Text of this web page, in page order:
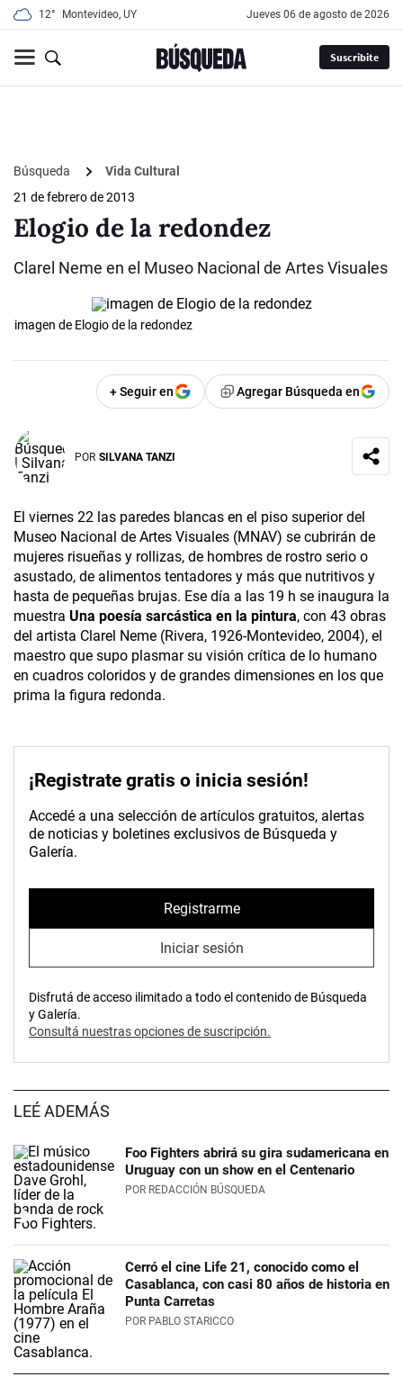
12° Montevideo, UY jueves 06 de agosto de 2026
Suscribite
Búsqueda
Vida Cultural
21 de febrero de 2013
Elogio de la redondez
Clarel Neme en el Museo Nacional de Artes Visuales
imagen de Elogio de la redondez
+ Seguir en Agregar Búsqueda en
POR SILVANA TANZI
El viernes 22 las paredes blancas en el piso superior del
Museo Nacional de Artes Visuales (MNAV) se cubrirán de
mujeres risueñas y rollizas, de hombres de rostro serio o
asustado, de alimentos tentadores y más que nutritivos y
hasta de pequeñas brujas. Ese día a las 19 h se inaugura la
muestra Una poesía sarcástica en la pintura, con 43 obras
del artista Clarel Neme (Rivera, 1926-Montevideo, 2004), el
maestro que supo plasmar su visión crítica de lo humano
en cuadros coloridos y de grandes dimensiones en los que
prima la figura redonda.
¡Registrate gratis o inicia sesión!
Accedé a una selección de artículos gratuitos, alertas
de noticias y boletines exclusivos de Búsqueda y
Galería.
Registrarme
Iniciar sesión
Disfrutá de acceso ilimitado a todo el contenido de Búsqueda
y Galería.
Consultá nuestras opciones de suscripción.
LEÉ ADEMÁS
Foo Fighters abrirá su gira sudamericana en
Uruguay con un show en el Centenario
POR REDACCIÓN BÚSQUEDA
Cerró el cine Life 21, conocido como el
Casablanca, con casi 80 años de historia en
Punta Carretas
POR PABLO STARICCO